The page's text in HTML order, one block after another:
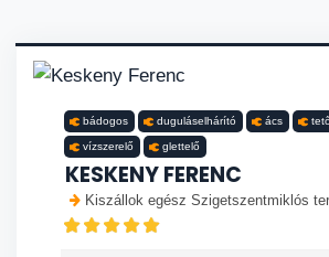
bádogos duguláselhárító ács
vízszerelő glettelő
KESKENY FERENC
Kiszállok egész Szigetszentmiklós